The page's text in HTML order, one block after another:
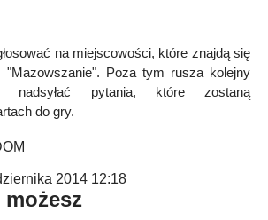
na miejscowości, które znajdą się
Poza tym rusza kolejny
nadsyłać pytania, które zostaną
do gry.
2014 12:18